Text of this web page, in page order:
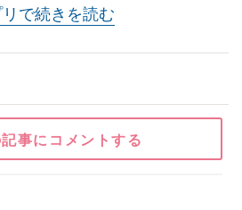
で続きを読む
事にコメントする